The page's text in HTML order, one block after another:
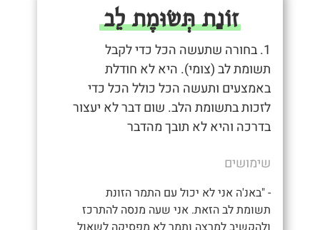
זוֹנַת תְּשׂוּמֶת לֵב
1. בחורה שתעשה הכל כדי לקבל
תשומת לב (צומי). היא לא חודלת
באמצעים ותעשה הכל כולל הכל כדי
לזכות בתשומת הלב. שום דבר לא יעצור
בדרכה והיא לא תובך מהדבר
שימושים
- "באנ'ה אני לא יכול עם התמר הזונת
תשומת לב הזאת. אני שעה מנסה להתרכז